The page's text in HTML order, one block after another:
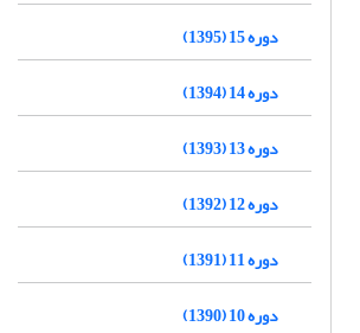
دوره 15 (1395)
دوره 14 (1394)
دوره 13 (1393)
دوره 12 (1392)
دوره 11 (1391)
دوره 10 (1390)